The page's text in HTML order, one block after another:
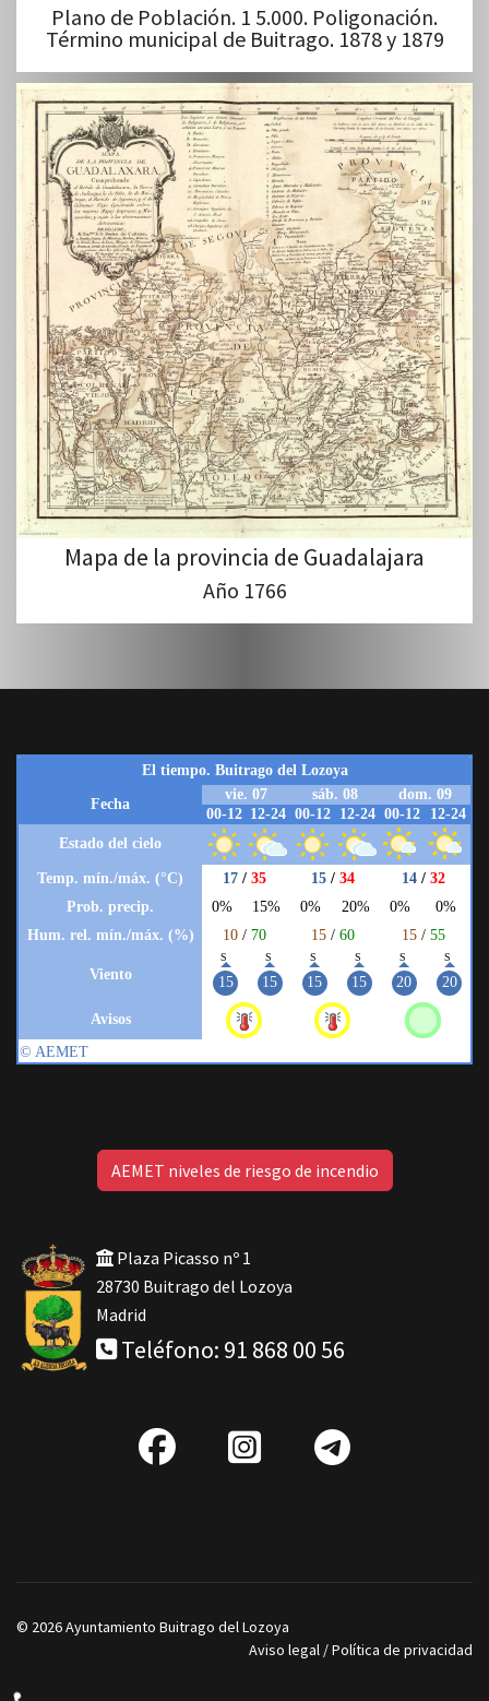
Plano de Población. 1 5.000. Poligonación.
Término municipal de Buitrago. 1878 y 1879
Mapa de la provincia de Guadalajara
Año 1766
AEMET niveles de riesgo de incendio
Plaza Picasso nº 1
28730 Buitrago del Lozoya
Madrid
Teléfono: 91 868 00 56
fab
IG
© 2026 Ayuntamiento Buitrago del Lozoya
Aviso legal /Política de privacidad